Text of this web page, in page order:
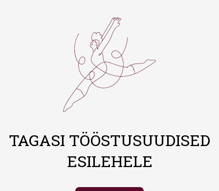
TAGASI TÖÖSTUSUUDISED
ESILEHELE